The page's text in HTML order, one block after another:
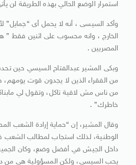
استمرار الوضع الحالي بهذه الطريقة لن
وأكد السيسى ، أنه لا يحمل أى “جمايل”
الخارج ، وانه محسوب على اثنين فقط ”
المصريين .
وبكى المشير عبدالفتاح السيسي حين
من الفقراء الذين لا يجدون قوت
من ناس مش لاقية تاكل، وتقول لي
خاطرك” .
وقال المشير، إن “حماية إرادة الشعب
الوطنية، لذلك استجاب لمطالب الشعب
داخل الجيش في أفضل وضع، وكان
يحب السيسي، ولكن المسؤولية هي من